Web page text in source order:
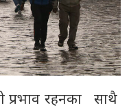
प्रभाव रहनका साथै